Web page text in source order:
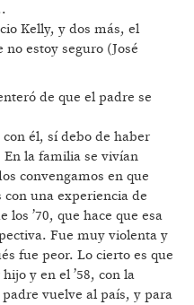
Kelly, y dos más, el
no estoy seguro (José
de que el padre se
él, sí debo de haber
la familia se vivían
convengamos en que
una experiencia de
’70, que hace que esa
Fue muy violenta y
fue peor. Lo cierto es que
y en el ’58, con la
vuelve al país, y para